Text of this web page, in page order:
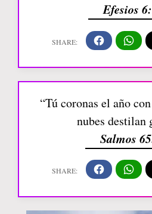
Efesios
“Tú coronas el año
nubes destilan
Salmos